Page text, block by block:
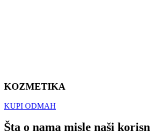
KOZMETIKA
KUPI ODMAH
Šta o nama misle naši